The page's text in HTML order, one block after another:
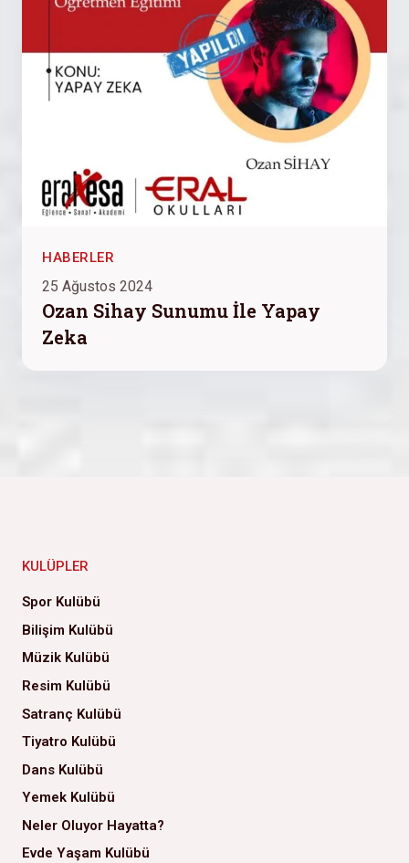
HABERLER
25 Ağustos 2024
Ozan Sihay Sunumu İle Yapay
Zeka
KULÜPLER
Spor Kulübü
Bilişim Kulübü
Müzik Kulübü
Resim Kulübü
Satranç Kulübü
Tiyatro Kulübü
Dans Kulübü
Yemek Kulübü
Neler Oluyor Hayatta?
Evde Yaşam Kulübü